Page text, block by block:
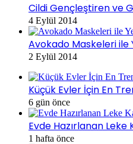
Cildi Gençleştiren ve
4 Eylül 2014
Avokado Maskeleri ile
2 Eylül 2014
Küçük Evler İçin En
6 gün önce
Evde Hazırlanan Leke
1 hafta önce